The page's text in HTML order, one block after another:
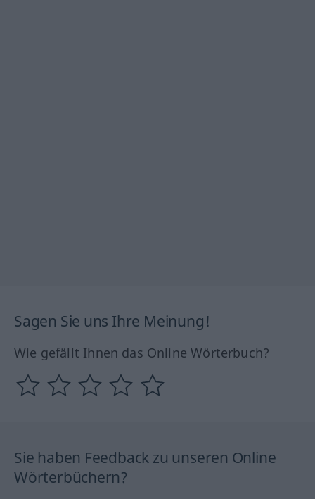
Sagen Sie uns Ihre Meinung!
Wie gefällt Ihnen das Online Wörterbuch?
Sie haben Feedback zu unseren Online
Wörterbüchern?